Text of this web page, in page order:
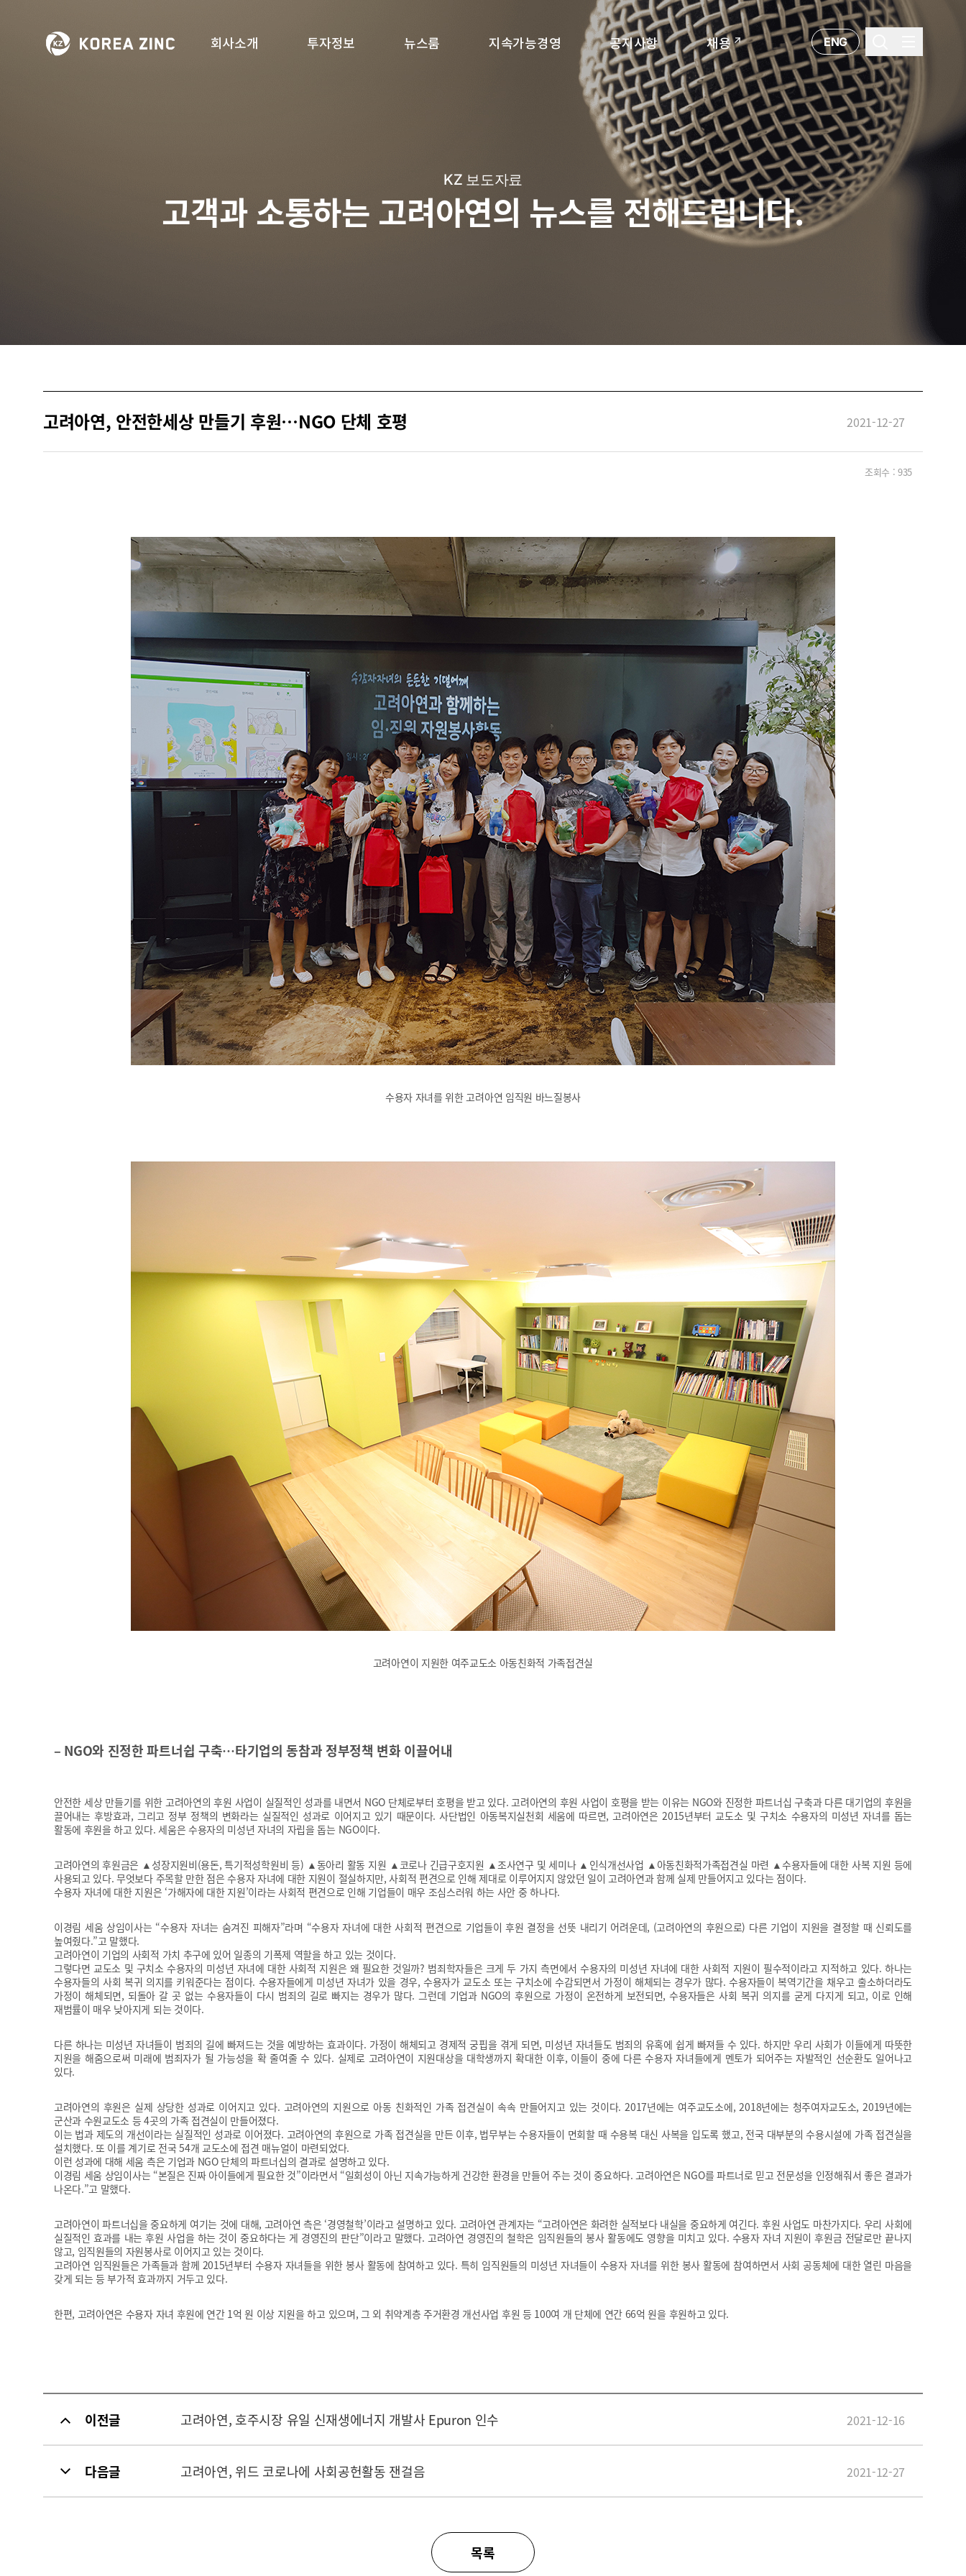
회사소개 투자정보 뉴스룸 지속가능경영 공지사항 채용 ENG
KZ 보도자료
고객과 소통하는 고려아연의 뉴스를 전해드립니다.
고려아연, 안전한세상 만들기 후원…NGO 단체 호평 2021-12-27
조회수 : 935
수용자 자녀를 위한 고려아연 임직원 바느질봉사
고려아연이 지원한 여주교도소 아동친화적 가족접견실
– NGO와 진정한 파트너쉽 구축…타기업의 동참과 정부정책 변화 이끌어내
안전한 세상 만들기를 위한 고려아연의 후원 사업이 실질적인 성과를 내면서 NGO 단체로부터 호평을 받고 있다. 고려아연의 후원 사업이 호평을 받는 이유는 NGO와 진정한 파트너십 구축과 다른 대기업의 후원을
끌어내는 후방효과, 그리고 정부 정책의 변화라는 실질적인 성과로 이어지고 있기 때문이다. 사단법인 아동복지실천회 세움에 따르면, 고려아연은 2015년부터 교도소 및 구치소 수용자의 미성년 자녀를 돕는
활동에 후원을 하고 있다. 세움은 수용자의 미성년 자녀의 자립을 돕는 NGO이다.
고려아연의 후원금은 ▲성장지원비(용돈, 특기적성학원비 등) ▲동아리 활동 지원 ▲코로나 긴급구호지원 ▲조사연구 및 세미나 ▲인식개선사업 ▲아동친화적가족접견실 마련 ▲수용자들에 대한 사복 지원 등에
사용되고 있다. 무엇보다 주목할 만한 점은 수용자 자녀에 대한 지원이 절실하지만, 사회적 편견으로 인해 제대로 이루어지지 않았던 일이 고려아연과 함께 실제 만들어지고 있다는 점이다.
수용자 자녀에 대한 지원은 ‘가해자에 대한 지원’이라는 사회적 편견으로 인해 기업들이 매우 조심스러워 하는 사안 중 하나다.
이경림 세움 상임이사는 “수용자 자녀는 숨겨진 피해자”라며 “수용자 자녀에 대한 사회적 편견으로 기업들이 후원 결정을 선뜻 내리기 어려운데, (고려아연의 후원으로) 다른 기업이 지원을 결정할 때 신뢰도를
높여줬다.”고 말했다.
고려아연이 기업의 사회적 가치 추구에 있어 일종의 기폭제 역할을 하고 있는 것이다.
그렇다면 교도소 및 구치소 수용자의 미성년 자녀에 대한 사회적 지원은 왜 필요한 것일까? 범죄학자들은 크게 두 가지 측면에서 수용자의 미성년 자녀에 대한 사회적 지원이 필수적이라고 지적하고 있다. 하나는
수용자들의 사회 복귀 의지를 키워준다는 점이다. 수용자들에게 미성년 자녀가 있을 경우, 수용자가 교도소 또는 구치소에 수감되면서 가정이 해체되는 경우가 많다. 수용자들이 복역기간을 채우고 출소하더라도
가정이 해체되면, 되돌아 갈 곳 없는 수용자들이 다시 범죄의 길로 빠지는 경우가 많다. 그런데 기업과 NGO의 후원으로 가정이 온전하게 보전되면, 수용자들은 사회 복귀 의지를 굳게 다지게 되고, 이로 인해
재범률이 매우 낮아지게 되는 것이다.
다른 하나는 미성년 자녀들이 범죄의 길에 빠져드는 것을 예방하는 효과이다. 가정이 해체되고 경제적 궁핍을 겪게 되면, 미성년 자녀들도 범죄의 유혹에 쉽게 빠져들 수 있다. 하지만 우리 사회가 이들에게 따뜻한
지원을 해줌으로써 미래에 범죄자가 될 가능성을 확 줄여줄 수 있다. 실제로 고려아연이 지원대상을 대학생까지 확대한 이후, 이들이 중에 다른 수용자 자녀들에게 멘토가 되어주는 자발적인 선순환도 일어나고
있다.
고려아연의 후원은 실제 상당한 성과로 이어지고 있다. 고려아연의 지원으로 아동 친화적인 가족 접견실이 속속 만들어지고 있는 것이다. 2017년에는 여주교도소에, 2018년에는 청주여자교도소, 2019년에는
군산과 수원교도소 등 4곳의 가족 접견실이 만들어졌다.
이는 법과 제도의 개선이라는 실질적인 성과로 이어졌다. 고려아연의 후원으로 가족 접견실을 만든 이후, 법무부는 수용자들이 면회할 때 수용복 대신 사복을 입도록 했고, 전국 대부분의 수용시설에 가족 접견실을
설치했다. 또 이를 계기로 전국 54개 교도소에 접견 매뉴얼이 마련되었다.
이런 성과에 대해 세움 측은 기업과 NGO 단체의 파트너십의 결과로 설명하고 있다.
이경림 세움 상임이사는 “본질은 진짜 아이들에게 필요한 것”이라면서 “일회성이 아닌 지속가능하게 건강한 환경을 만들어 주는 것이 중요하다. 고려아연은 NGO를 파트너로 믿고 전문성을 인정해줘서 좋은 결과가
나온다.”고 말했다.
고려아연이 파트너십을 중요하게 여기는 것에 대해, 고려아연 측은 ‘경영철학’이라고 설명하고 있다. 고려아연 관계자는 “고려아연은 화려한 실적보다 내실을 중요하게 여긴다. 후원 사업도 마찬가지다. 우리 사회에
실질적인 효과를 내는 후원 사업을 하는 것이 중요하다는 게 경영진의 판단”이라고 말했다. 고려아연 경영진의 철학은 임직원들의 봉사 활동에도 영향을 미치고 있다. 수용자 자녀 지원이 후원금 전달로만 끝나지
않고, 임직원들의 자원봉사로 이어지고 있는 것이다.
고려아연 임직원들은 가족들과 함께 2015년부터 수용자 자녀들을 위한 봉사 활동에 참여하고 있다. 특히 임직원들의 미성년 자녀들이 수용자 자녀를 위한 봉사 활동에 참여하면서 사회 공동체에 대한 열린 마음을
갖게 되는 등 부가적 효과까지 거두고 있다.
한편, 고려아연은 수용자 자녀 후원에 연간 1억 원 이상 지원을 하고 있으며, 그 외 취약계층 주거환경 개선사업 후원 등 100여 개 단체에 연간 66억 원을 후원하고 있다.
이전글 고려아연, 호주시장 유일 신재생에너지 개발사 Epuron 인수 2021-12-16
다음글 고려아연, 위드 코로나에 사회공헌활동 잰걸음 2021-12-27
목록